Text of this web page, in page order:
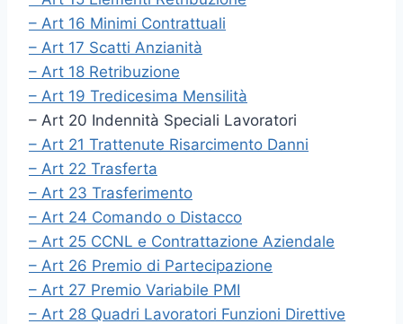
– Art 16 Minimi Contrattuali
– Art 17 Scatti Anzianità
– Art 18 Retribuzione
– Art 19 Tredicesima Mensilità
– Art 20 Indennità Speciali Lavoratori
– Art 21 Trattenute Risarcimento Danni
– Art 22 Trasferta
– Art 23 Trasferimento
– Art 24 Comando o Distacco
– Art 25 CCNL e Contrattazione Aziendale
– Art 26 Premio di Partecipazione
– Art 27 Premio Variabile PMI
– Art 28 Quadri Lavoratori Funzioni Direttive